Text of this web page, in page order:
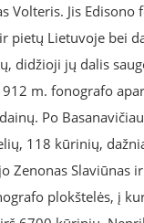
Volteris. Jis
pietų Lietuvoje bei
didžioji jų dalis
m. fonografo
Po
118 kūrinių,
Slaviūnas ir
plokštelės, į